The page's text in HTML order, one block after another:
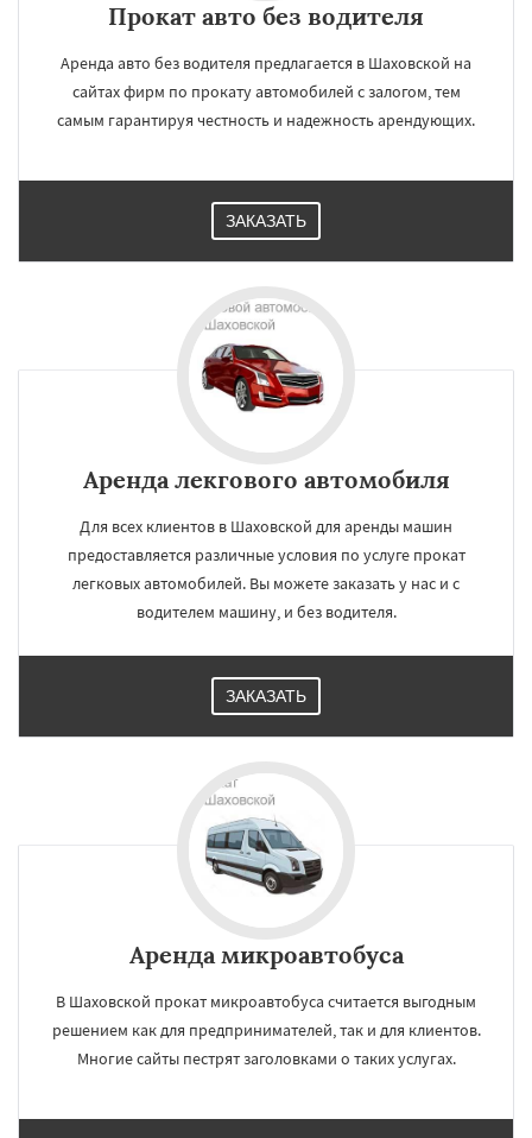
Прокат авто без водителя
Аренда авто без водителя предлагается в Шаховской на
сайтах фирм по прокату автомобилей с залогом, тем
самым гарантируя честность и надежность арендующих.
ЗАКАЗАТЬ
Аренда лекгового автомобиля
Для всех клиентов в Шаховской для аренды машин
предоставляется различные условия по услуге прокат
легковых автомобилей. Вы можете заказать у нас и с
водителем машину, и без водителя.
ЗАКАЗАТЬ
Аренда микроавтобуса
В Шаховской прокат микроавтобуса считается выгодным
решением как для предпринимателей, так и для клиентов.
Многие сайты пестрят заголовками о таких услугах.